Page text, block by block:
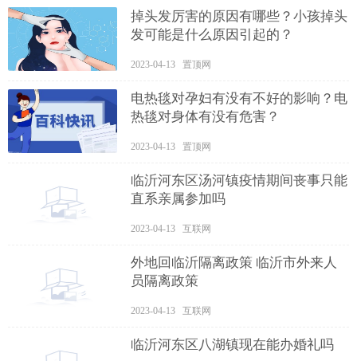
掉头发厉害的原因有哪些？小孩掉头
发可能是什么原因引起的？
2023-04-13 置顶网
电热毯对孕妇有没有不好的影响？电
热毯对身体有没有危害？
2023-04-13 置顶网
临沂河东区汤河镇疫情期间丧事只能
直系亲属参加吗
2023-04-13 互联网
外地回临沂隔离政策 临沂市外来人
员隔离政策
2023-04-13 互联网
临沂河东区八湖镇现在能办婚礼吗